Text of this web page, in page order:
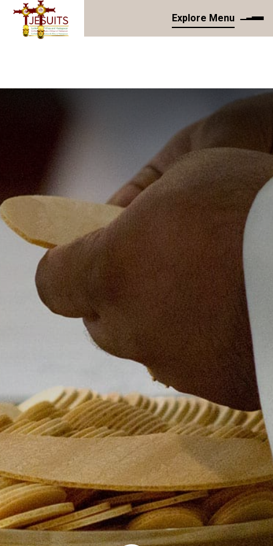
Explore Menu